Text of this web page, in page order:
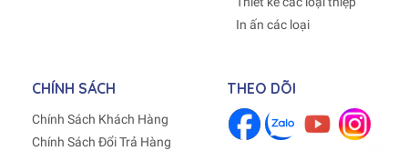
In ấn các loại
CHÍNH SÁCH
Chính Sách Khách Hàng
Chính Sách Đổi Trả Hàng
THEO DÕI